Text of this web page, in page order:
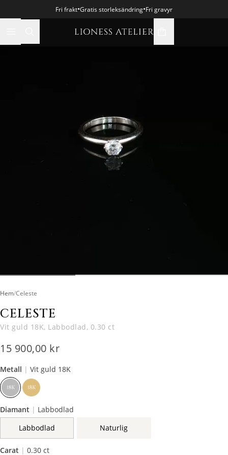
Fri frakt•Gratis storleksändring•Fri gravyr
Hem/Celeste
CELESTE
Vit guld 18K, Labbodlad, 0.30 ct
15 900,00 kr
Metall | Vit guld 18K
Diamant | Labbodlad
Labbodlad
Naturlig
Carat | 0.30 ct